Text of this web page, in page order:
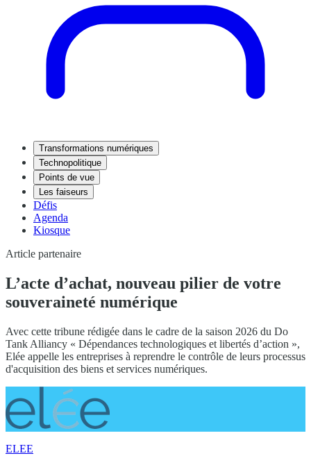
Transformations numériques
Technopolitique
Points de vue
Les faiseurs
Défis
Agenda
Kiosque
Article partenaire
L’acte d’achat, nouveau pilier de votre
souveraineté numérique
Avec cette tribune rédigée dans le cadre de la saison 2026 du Do
Tank Alliancy « Dépendances technologiques et libertés d’action »,
Elée appelle les entreprises à reprendre le contrôle de leurs processus
d'acquisition des biens et services numériques.
ELEE